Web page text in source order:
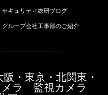
セキュリティ総研ブログ
グループ会社工事部のご紹介
・東京・北関東・
メラ 監視カメラ